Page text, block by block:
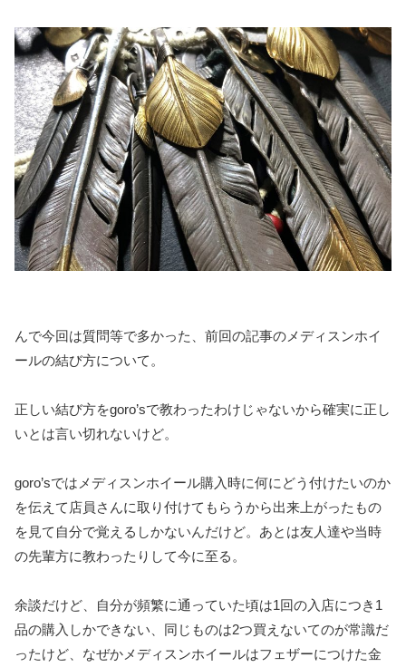
んで今回は質問等で多かった、前回の記事のメディスンホイ
ールの結び方について。
正しい結び方をgoro’sで教わったわけじゃないから確実に正し
いとは言い切れないけど。
goro’sではメディスンホイール購入時に何にどう付けたいのか
を伝えて店員さんに取り付けてもらうから出来上がったもの
を見て自分で覚えるしかないんだけど。あとは友人達や当時
の先輩方に教わったりして今に至る。
余談だけど、自分が頻繁に通っていた頃は1回の入店につき1
品の購入しかできない、同じものは2つ買えないてのが常識だ
ったけど、なぜかメディスンホイールはフェザーにつけた金